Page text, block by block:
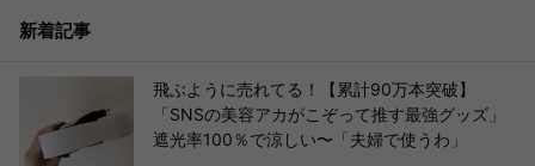
新着記事
飛ぶように売れてる！【累計90万本突破】
「SNSの美容アカがこぞって推す最強グッズ」
遮光率100％で涼しい〜「夫婦で使うわ」